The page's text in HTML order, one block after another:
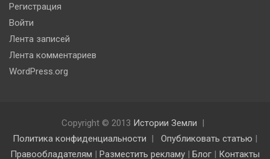
Регистрация
Войти
Лента записей
Лента комментариев
WordPress.org
Copyright © 2013 Истории Земли
Политика конфиденциальности
Опубликовать статью |
Правообладателям | Разместить рекламу | Блог | Контакты